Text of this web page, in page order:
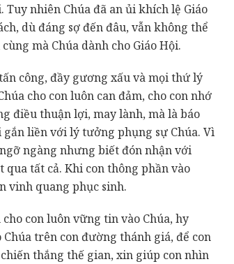
Tuy nhiên Chúa đã an ủi khích lệ Giáo
dù đáng sợ đến đâu, vẫn không thể
mà Chúa dành cho Giáo Hội.
công, đầy gương xấu và mọi thứ lý
cho con luôn can đảm, cho con nhớ
điều thuận lợi, may lành, mà là báo
liền với lý tưởng phụng sự Chúa. Vì
ngàng nhưng biết đón nhận với
qua tất cả. Khi con thông phần vào
vinh quang phục sinh.
con luôn vững tin vào Chúa, hy
trên con đường thánh giá, để con
thắng thế gian, xin giúp con nhìn